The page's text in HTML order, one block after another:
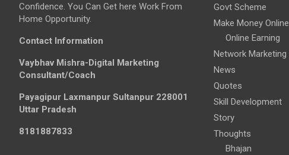
Confidence. You Can Get here Work From
Home Opportunity.
Contact Information
Vaybhav Mishra-Digital Marketing
Consultant/Coach
Payagipur Laxmanpur Sultanpur 228001
Uttar Pradesh
8181887833
Govt Scheme
Make Money Online
Online Earning
Network Marketing
News
Quotes
Skill Development
Story
Thoughts
Bhajan